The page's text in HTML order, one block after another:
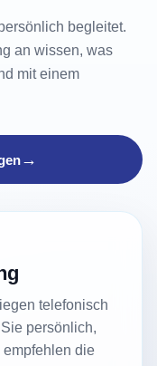
begleitet.
an wissen, was
mit einem
→
telefonisch
persönlich,
empfehlen die